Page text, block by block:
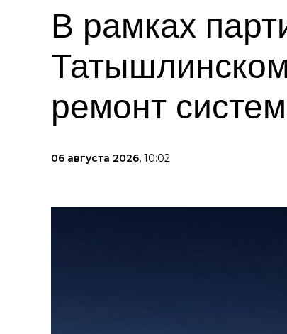
В рамках
ремонт
06 августа 2026, 10:02